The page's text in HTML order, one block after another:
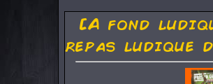
[A fond
repas ludique